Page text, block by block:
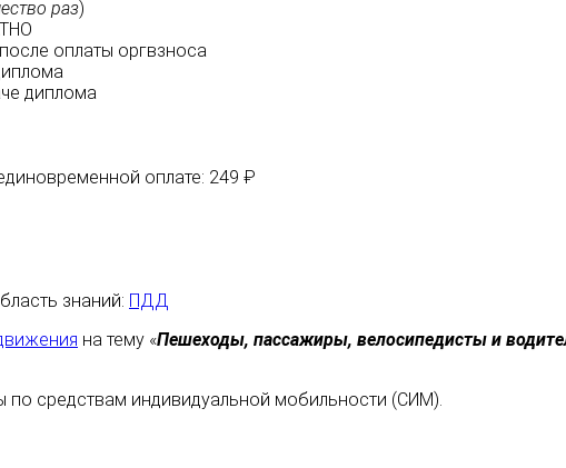
раз)
после оплаты оргвзноса
диплома
оплате: 249 ₽
знаний: ПДД
на тему «Пешеходы, пассажиры, велосипедисты и
по средствам индивидуальной мобильности (СИМ).